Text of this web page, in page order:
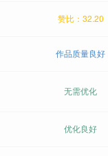
赞比：32.20
作品质量良好
无需优化
优化良好